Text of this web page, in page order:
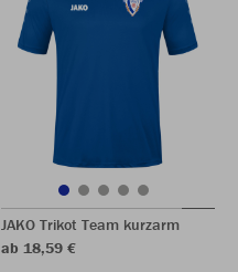
JAKO Trikot Team kurzarm
ab 18,59 €